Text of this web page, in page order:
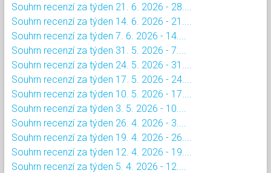
Souhrn recenzí za týden 21. 6. 2026 - 28....
Souhrn recenzí za týden 14. 6. 2026 - 21....
Souhrn recenzí za týden 7. 6. 2026 - 14....
Souhrn recenzí za týden 31. 5. 2026 - 7....
Souhrn recenzí za týden 24. 5. 2026 - 31....
Souhrn recenzí za týden 17. 5. 2026 - 24....
Souhrn recenzí za týden 10. 5. 2026 - 17....
Souhrn recenzí za týden 3. 5. 2026 - 10....
Souhrn recenzí za týden 26. 4. 2026 - 3....
Souhrn recenzí za týden 19. 4. 2026 - 26....
Souhrn recenzí za týden 12. 4. 2026 - 19....
Souhrn recenzí za týden 5. 4. 2026 - 12....